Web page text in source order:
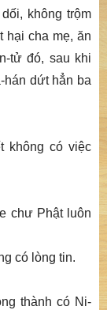
không trộm
hại cha mẹ, ăn
tử đó, sau khi
hán dứt hẳn ba
không có việc
chư Phật luôn
có lòng tin.
thành có Ni-